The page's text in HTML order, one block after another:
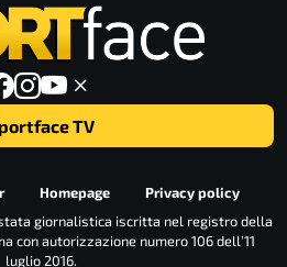
TV
Homepage
Privacy policy
giornalistica iscritta nel registro della
con autorizzazione numero 106 dell’11
luglio 2016.